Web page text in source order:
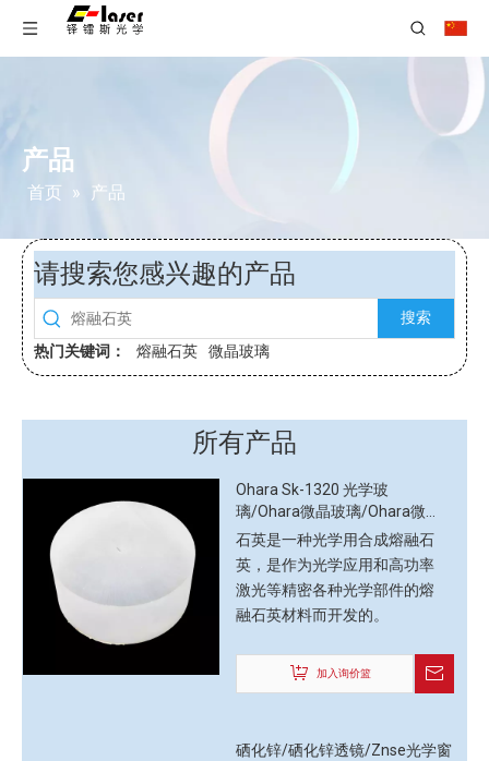
产品
首页 » 产品
请搜索您感兴趣的产品
搜索
热门关键词：
熔融石英 微晶玻璃
所有产品
Ohara Sk-1320 光学玻
璃/Ohara微晶玻璃/Ohara微
晶
石英是一种光学用合成熔融石
英，是作为光学应用和高功率
激光等精密各种光学部件的熔
融石英材料而开发的。
加入询价篮
硒化锌/硒化锌透镜/Znse光学窗